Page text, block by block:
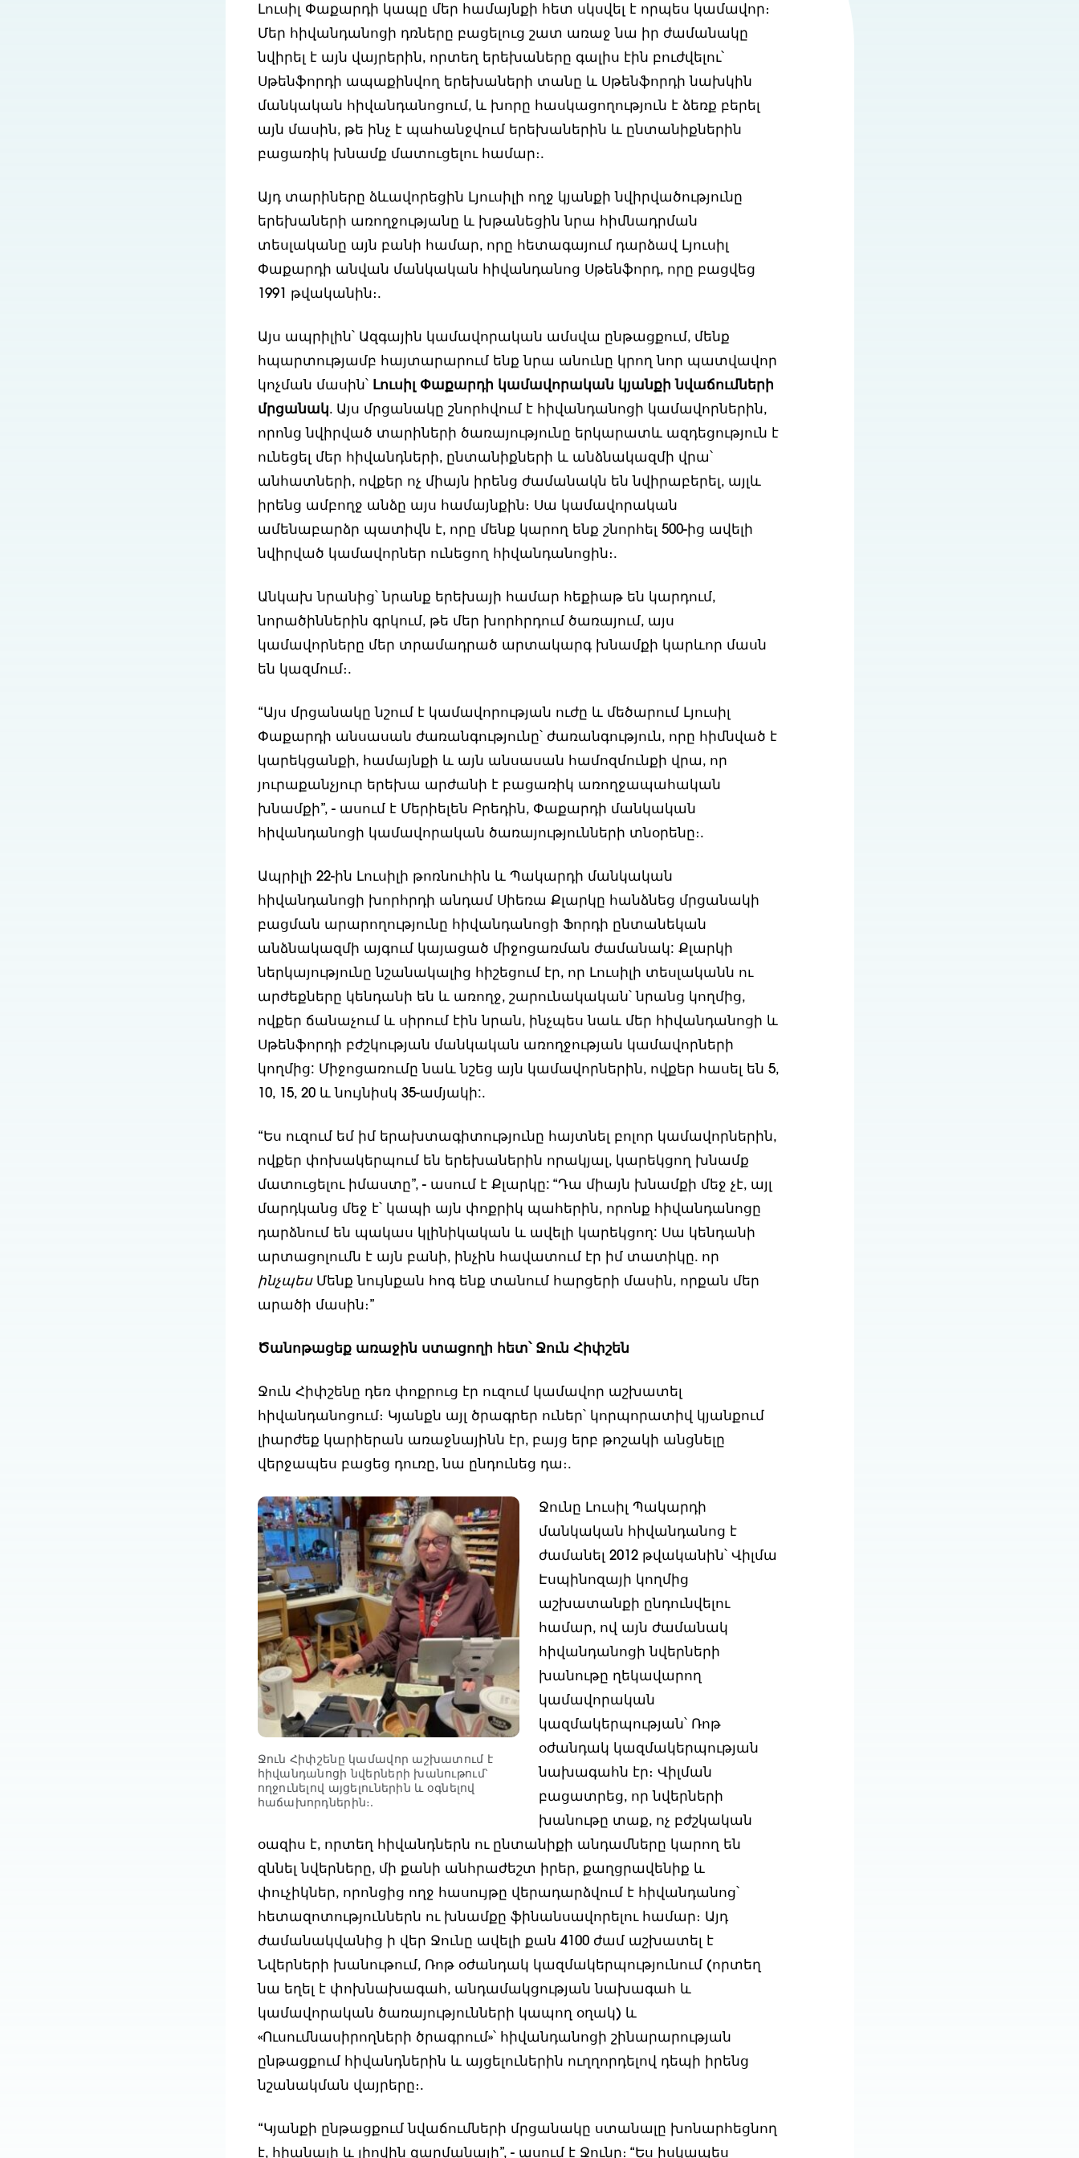
Լուսիլ Փաքարդի կապը մեր համայնքի հետ սկսվել է որպես կամավոր։
Մեր հիվանդանոցի դռները բացելուց շատ առաջ նա իր ժամանակը
նվիրել է այն վայրերին, որտեղ երեխաները գալիս էին բուժվելու՝
Սթենֆորդի ապաքինվող երեխաների տանը և Սթենֆորդի նախկին
մանկական հիվանդանոցում, և խորը հասկացողություն է ձեռք բերել
այն մասին, թե ինչ է պահանջվում երեխաներին և ընտանիքներին
բացառիկ խնամք մատուցելու համար։.
Այդ տարիները ձևավորեցին Լյուսիլի ողջ կյանքի նվիրվածությունը
երեխաների առողջությանը և խթանեցին նրա հիմնադրման
տեսլականը այն բանի համար, որը հետագայում դարձավ Լյուսիլ
Փաքարդի անվան մանկական հիվանդանոց Սթենֆորդ, որը բացվեց
1991 թվականին։.
Այս ապրիլին՝ Ազգային կամավորական ամսվա ընթացքում, մենք
հպարտությամբ հայտարարում ենք նրա անունը կրող նոր պատվավոր
կոչման մասին՝
Լուսիլ Փաքարդի կամավորական կյանքի նվաճումների
մրցանակ. Այս մրցանակը շնորհվում է հիվանդանոցի կամավորներին,
որոնց նվիրված տարիների ծառայությունը երկարատև ազդեցություն է
ունեցել մեր հիվանդների, ընտանիքների և անձնակազմի վրա՝
անհատների, ովքեր ոչ միայն իրենց ժամանակն են նվիրաբերել, այլև
իրենց ամբողջ անձը այս համայնքին։ Սա կամավորական
ամենաբարձր պատիվն է, որը մենք կարող ենք շնորհել 500-ից ավելի
նվիրված կամավորներ ունեցող հիվանդանոցին։.
Անկախ նրանից՝ նրանք երեխայի համար հեքիաթ են կարդում,
նորածիններին գրկում, թե մեր խորհրդում ծառայում, այս
կամավորները մեր տրամադրած արտակարգ խնամքի կարևոր մասն
են կազմում։.
“Այս մրցանակը նշում է կամավորության ուժը և մեծարում Լյուսիլ
Փաքարդի անսասան ժառանգությունը՝ ժառանգություն, որը հիմնված է
կարեկցանքի, համայնքի և այն անսասան համոզմունքի վրա, որ
յուրաքանչյուր երեխա արժանի է բացառիկ առողջապահական
խնամքի”, - ասում է Մերիելեն Բրեդին, Փաքարդի մանկական
հիվանդանոցի կամավորական ծառայությունների տնօրենը։.
Ապրիլի 22-ին Լուսիլի թոռնուհին և Պակարդի մանկական
հիվանդանոցի խորհրդի անդամ Սիեռա Քլարկը հանձնեց մրցանակի
բացման արարողությունը հիվանդանոցի Ֆորդի ընտանեկան
անձնակազմի այգում կայացած միջոցառման ժամանակ: Քլարկի
ներկայությունը նշանակալից հիշեցում էր, որ Լուսիլի տեսլականն ու
արժեքները կենդանի են և առողջ, շարունակական՝ նրանց կողմից,
ովքեր ճանաչում և սիրում էին նրան, ինչպես նաև մեր հիվանդանոցի և
Սթենֆորդի բժշկության մանկական առողջության կամավորների
կողմից: Միջոցառումը նաև նշեց այն կամավորներին, ովքեր հասել են 5,
10, 15, 20 և նույնիսկ 35-ամյակի:.
“Ես ուզում եմ իմ երախտագիտությունը հայտնել բոլոր կամավորներին,
ովքեր փոխակերպում են երեխաներին որակյալ, կարեկցող խնամք
մատուցելու իմաստը”, - ասում է Քլարկը: “Դա միայն խնամքի մեջ չէ, այլ
մարդկանց մեջ է՝ կապի այն փոքրիկ պահերին, որոնք հիվանդանոցը
դարձնում են պակաս կլինիկական և ավելի կարեկցող: Սա կենդանի
արտացոլումն է այն բանի, ինչին հավատում էր իմ տատիկը. որ
ինչպես Մենք նույնքան հոգ ենք տանում հարցերի մասին, որքան մեր
արածի մասին։”
Ծանոթացեք առաջին ստացողի հետ՝ Ջուն Հիփշեն
Ջուն Հիփշենը դեռ փոքրուց էր ուզում կամավոր աշխատել
հիվանդանոցում։ Կյանքն այլ ծրագրեր ուներ՝ կորպորատիվ կյանքում
լիարժեք կարիերան առաջնայինն էր, բայց երբ թոշակի անցնելը
վերջապես բացեց դուռը, նա ընդունեց դա։.
Ջուն Հիփշենը կամավոր աշխատում է
հիվանդանոցի նվերների խանութում՝
ողջունելով այցելուներին և օգնելով
հաճախորդներին։.
Ջունը Լուսիլ Պակարդի
մանկական հիվանդանոց է
ժամանել 2012 թվականին՝ Վիլմա
Էսպինոզայի կողմից
աշխատանքի ընդունվելու
համար, ով այն ժամանակ
հիվանդանոցի նվերների
խանութը ղեկավարող
կամավորական
կազմակերպության՝ Ռոթ
օժանդակ կազմակերպության
նախագահն էր։ Վիլման
բացատրեց, որ նվերների
խանութը տաք, ոչ բժշկական
օազիս է, որտեղ հիվանդներն ու ընտանիքի անդամները կարող են
զննել նվերները, մի քանի անհրաժեշտ իրեր, քաղցրավենիք և
փուչիկներ, որոնցից ողջ հասույթը վերադարձվում է հիվանդանոց՝
հետազոտություններն ու խնամքը ֆինանսավորելու համար։ Այդ
ժամանակվանից ի վեր Ջունը ավելի քան 4100 ժամ աշխատել է
Նվերների խանութում, Ռոթ օժանդակ կազմակերպությունում (որտեղ
նա եղել է փոխնախագահ, անդամակցության նախագահ և
կամավորական ծառայությունների կապող օղակ) և
«Ուսումնասիրողների ծրագրում»՝ հիվանդանոցի շինարարության
ընթացքում հիվանդներին և այցելուներին ուղղորդելով դեպի իրենց
նշանակման վայրերը։.
“Կյանքի ընթացքում նվաճումների մրցանակը ստանալը խոնարհեցնող
է, հիանալի և լիովին զարմանալի”, - ասում է Ջունը։ “Ես իսկապես